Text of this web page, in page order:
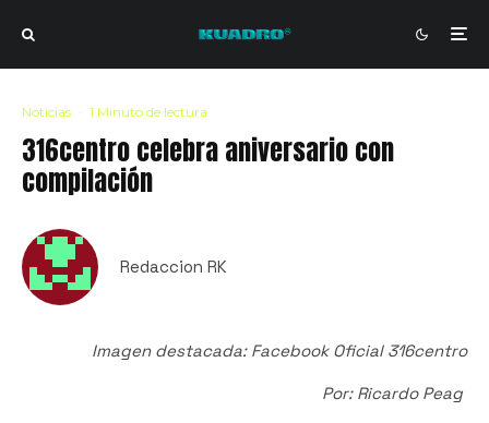
Noticias · 1 Minuto de lectura
316centro celebra aniversario con
compilación
Redaccion RK
Imagen destacada: Facebook Oficial 316centro
Por: Ricardo Peag